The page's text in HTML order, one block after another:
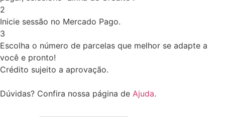
2
Inicie sessão no Mercado Pago.
3
Escolha o número de parcelas que melhor se adapte a
você e pronto!
Crédito sujeito a aprovação.
Dúvidas? Confira nossa página de Ajuda.